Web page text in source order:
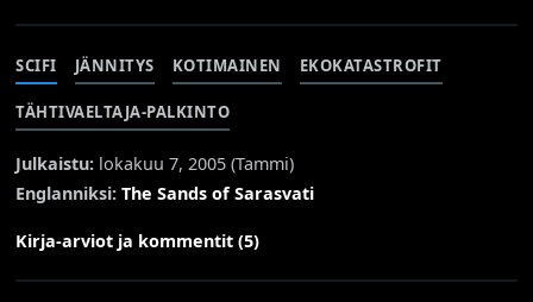
SCIFI JÄNNITYS KOTIMAINEN EKOKATASTROFIT
TÄHTIVAELTAJA-PALKINTO
Julkaistu: lokakuu 7, 2005 (Tammi)
Englanniksi: The Sands of Sarasvati
Kirja-arviot ja kommentit (5)